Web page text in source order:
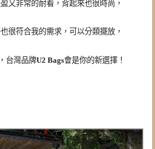
又非常的耐看，背起來也很時尚，
很符合我的需求，可以分類擺放，
台灣品牌U2 Bags會是你的新選擇！